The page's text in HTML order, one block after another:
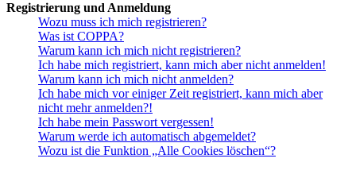
Registrierung und Anmeldung
Wozu muss ich mich registrieren?
Was ist COPPA?
Warum kann ich mich nicht registrieren?
Ich habe mich registriert, kann mich aber nicht anmelden!
Warum kann ich mich nicht anmelden?
Ich habe mich vor einiger Zeit registriert, kann mich aber
nicht mehr anmelden?!
Ich habe mein Passwort vergessen!
Warum werde ich automatisch abgemeldet?
Wozu ist die Funktion „Alle Cookies löschen“?